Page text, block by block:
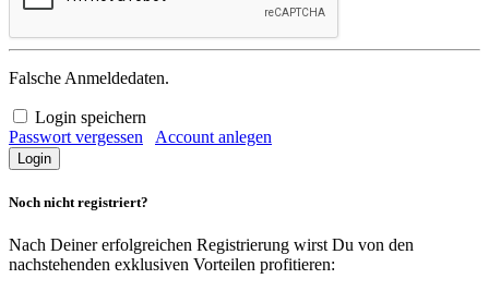
Falsche Anmeldedaten.
Login speichern
Passwort vergessen
Account anlegen
Noch nicht registriert?
Nach Deiner erfolgreichen Registrierung wirst Du von den
nachstehenden exklusiven Vorteilen profitieren: